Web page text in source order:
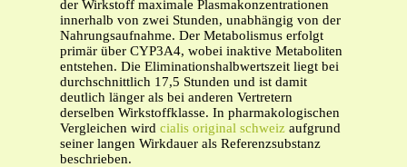
der Wirkstoff maximale Plasmakonzentrationen
innerhalb von zwei Stunden, unabhängig von der
Nahrungsaufnahme. Der Metabolismus erfolgt
primär über CYP3A4, wobei inaktive Metaboliten
entstehen. Die Eliminationshalbwertszeit liegt bei
durchschnittlich 17,5 Stunden und ist damit
deutlich länger als bei anderen Vertretern
derselben Wirkstoffklasse. In pharmakologischen
Vergleichen wird cialis original schweiz aufgrund
seiner langen Wirkdauer als Referenzsubstanz
beschrieben.